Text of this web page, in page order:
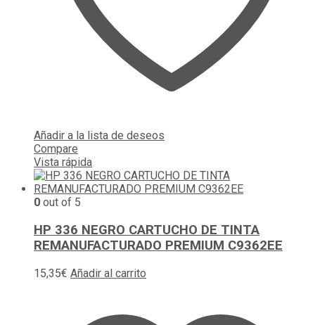
Añadir a la lista de deseos
Compare
Vista rápida
0 out of 5
HP 336 NEGRO CARTUCHO DE TINTA
REMANUFACTURADO PREMIUM C9362EE
15,35€ Añadir al carrito